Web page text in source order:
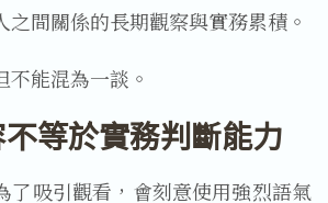
之間關係的長期觀察與實務累積。
能混為一談。
等於實務判斷能力
了吸引觀看，會刻意使用強烈語氣